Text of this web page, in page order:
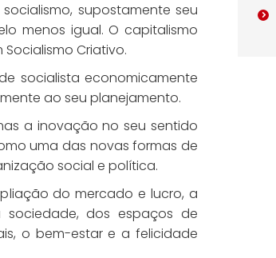
supostamente seu
menos igual. O capitalismo
Criativo.
socialista economicamente
ao seu planejamento.
a inovação no seu sentido
uma das novas formas de
social e política.
do mercado e lucro, a
dos espaços de
o bem-estar e a felicidade